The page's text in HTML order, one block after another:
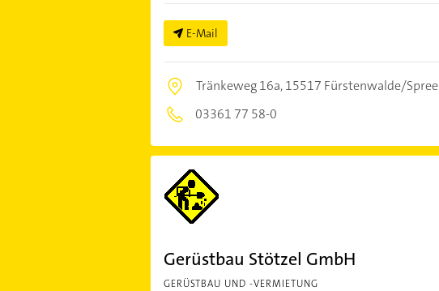
E-Mail
Tränkeweg 16a,15517 Fürstenwalde/Spree
03361 77 58-0
Gerüstbau Stötzel GmbH
GERÜSTBAU UND -VERMIETUNG